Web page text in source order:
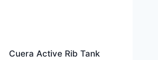
Cuera Active Rib Tank